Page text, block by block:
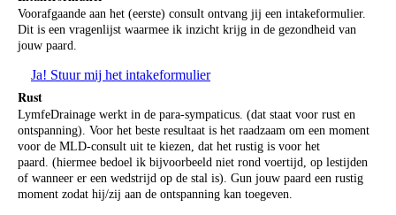
Voorafgaande aan het (eerste) consult ontvang jij een intakeformulier.
Dit is een vragenlijst waarmee ik inzicht krijg in de gezondheid van
jouw paard.
Ja! Stuur mij het intakeformulier
Rust
LymfeDrainage werkt in de para-sympaticus. (dat staat voor rust en
ontspanning). Voor het beste resultaat is het raadzaam om een moment
voor de MLD-consult uit te kiezen, dat het rustig is voor het
paard. (hiermee bedoel ik bijvoorbeeld niet rond voertijd, op lestijden
of wanneer er een wedstrijd op de stal is). Gun jouw paard een rustig
moment zodat hij/zij aan de ontspanning kan toegeven.